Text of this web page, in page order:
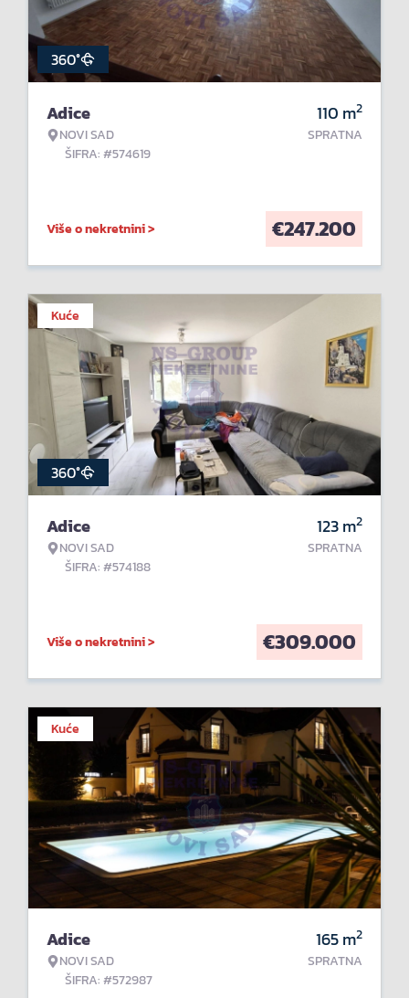
360°
Adice
NOVI SAD
ŠIFRA: #574619
110 m2
SPRATNA
Više o nekretnini > €247.200
Kuće
360°
Adice
NOVI SAD
ŠIFRA: #574188
123m2
SPRATNA
Više o nekretnini > €309.000
Kuće
Adice
NOVI SAD
ŠIFRA: #572987
165m2
SPRATNA